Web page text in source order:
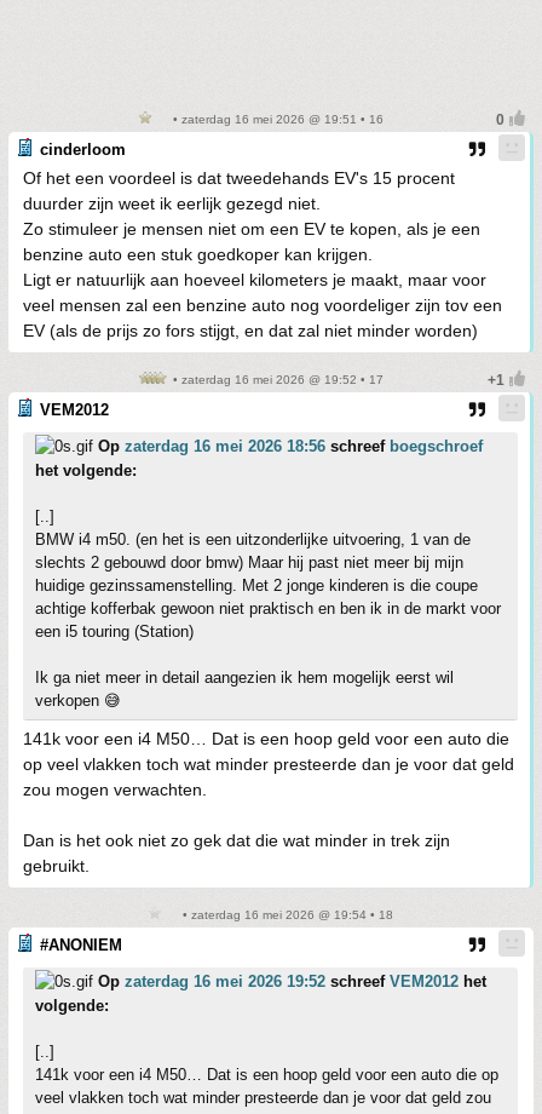
• zaterdag 16 mei 2026 @ 19:51 • 16
cinderloom
Of het een voordeel is dat tweedehands EV's 15 procent
duurder zijn weet ik eerlijk gezegd niet.
Zo stimuleer je mensen niet om een EV te kopen, als je een
benzine auto een stuk goedkoper kan krijgen.
Ligt er natuurlijk aan hoeveel kilometers je maakt, maar voor
veel mensen zal een benzine auto nog voordeliger zijn tov een
EV (als de prijs zo fors stijgt, en dat zal niet minder worden)
• zaterdag 16 mei 2026 @ 19:52 • 17
VEM2012
Op zaterdag 16 mei 2026 18:56 schreef boegschroef
het volgende:
[..]
BMW i4 m50. (en het is een uitzonderlijke uitvoering, 1 van de
slechts 2 gebouwd door bmw) Maar hij past niet meer bij mijn
huidige gezinssamenstelling. Met 2 jonge kinderen is die coupe
achtige kofferbak gewoon niet praktisch en ben ik in de markt voor
een i5 touring (Station)
Ik ga niet meer in detail aangezien ik hem mogelijk eerst wil
verkopen 😅
141k voor een i4 M50… Dat is een hoop geld voor een auto die
op veel vlakken toch wat minder presteerde dan je voor dat geld
zou mogen verwachten.
Dan is het ook niet zo gek dat die wat minder in trek zijn
gebruikt.
• zaterdag 16 mei 2026 @ 19:54 • 18
#ANONIEM
Op zaterdag 16 mei 2026 19:52 schreef VEM2012 het
volgende:
[..]
141k voor een i4 M50… Dat is een hoop geld voor een auto die op
veel vlakken toch wat minder presteerde dan je voor dat geld zou